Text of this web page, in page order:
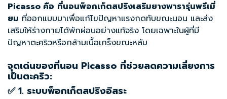
Picasso คือ ที่นอนพ็อกเก็ตสปริงเสริมยางพารารุ่นพรีเมี่
ยม ที่ออกแบบมาเพื่อแก้ไขปัญหาแรงกดทับขณะนอน และส่ง
เสริมให้ร่างกายได้พักผ่อนอย่างแท้จริง โดยเฉพาะในผู้ที่มี
ปัญหาตะคริวหรือกล้ามเนื้อเกร็งขณะหลับ
จุดเด่นของที่นอน Picasso ที่ช่วยลดความเสี่ยงการ
เป็นตะคริว:
✅ 1. ระบบพ็อกเก็ตสปริงอิสระ